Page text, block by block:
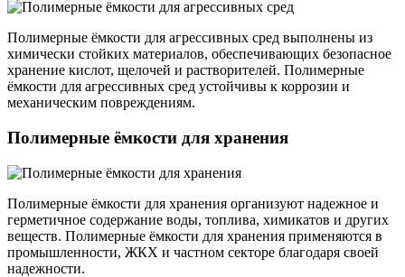
Полимерные ёмкости для агрессивных сред выполнены из
химически стойких материалов, обеспечивающих безопасное
хранение кислот, щелочей и растворителей. Полимерные
ёмкости для агрессивных сред устойчивы к коррозии и
механическим повреждениям.
Полимерные ёмкости для хранения
Полимерные ёмкости для хранения организуют надежное и
герметичное содержание воды, топлива, химикатов и других
веществ. Полимерные ёмкости для хранения применяются в
промышленности, ЖКХ и частном секторе благодаря своей
надежности.